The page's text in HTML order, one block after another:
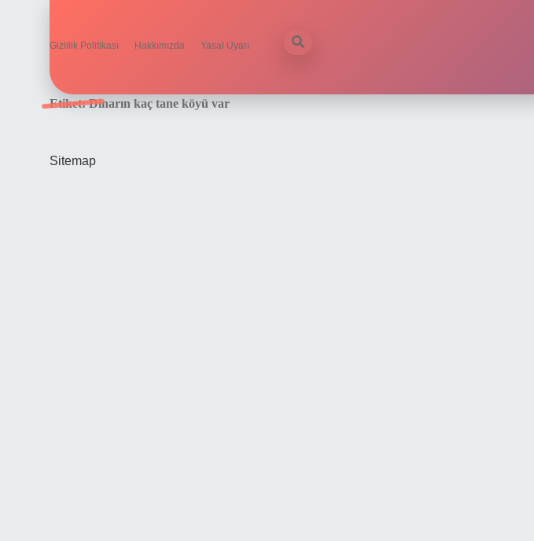
Gizlilik Politikası Hakkımızda Yasal Uyarı
Etiket:Dinarın kaç tane köyü var
Sitemap